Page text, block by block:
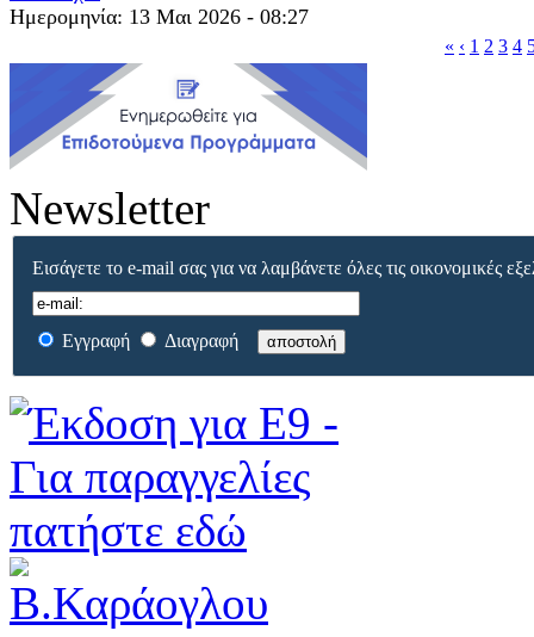
Ημερομηνία: 13 Μαι 2026 - 08:27
« ‹ 1 2 3 4
Newsletter
Εισάγετε το e-mail σας για να λαμβάνετε όλες τις οικονομικές
Εγγραφή Διαγραφή αποστολή